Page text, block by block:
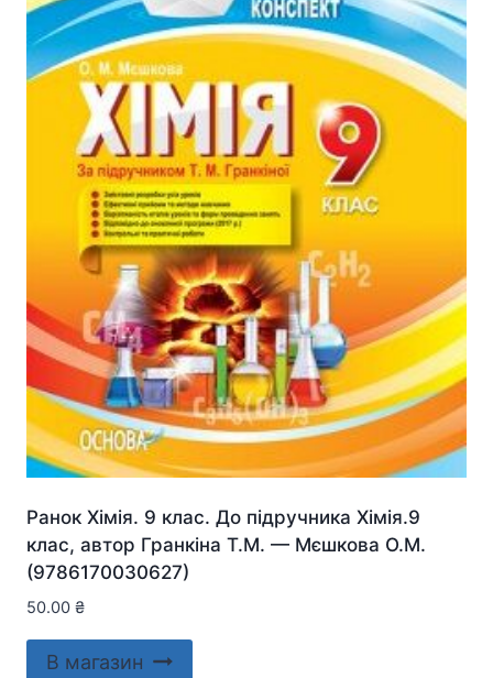
Ранок Хімія. 9 клас. До підручника Хімія.9
клас, автор Гранкіна Т.М. — Мєшкова О.М.
(9786170030627)
50.00 ₴
В магазин